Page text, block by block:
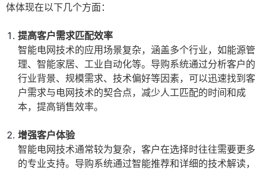
体体现在以下几个方面：
提高客户需求匹配效率
智能电网技术的应用场景复杂，涵盖多个行业，如能源管
理、智能家居、工业自动化等。导购系统通过分析客户的
行业背景、规模需求、技术偏好等因素，可以迅速找到客
户需求与电网技术的契合点，减少人工匹配的时间和成
本，提高销售效率。
增强客户体验
智能电网技术通常较为复杂，客户在选择时往往需要更多
的专业支持。导购系统通过智能推荐和详细的技术解读，